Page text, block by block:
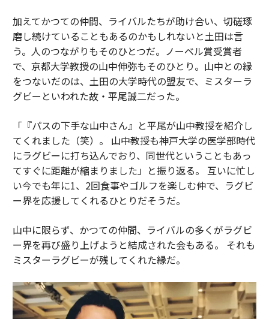
加えてかつての仲間、ライバルたちが助け合い、切磋琢
磨し続けていることもあるのかもしれないと土田は言
う。人のつながりもそのひとつだ。ノーベル賞受賞者
で、京都大学教授の山中伸弥もそのひとり。山中との縁
をつないだのは、土田の大学時代の盟友で、ミスターラ
グビーといわれた故・平尾誠二だった。
「『パスの下手な山中さん』と平尾が山中教授を紹介し
てくれました（笑）。 山中教授も神戸大学の医学部時代
にラグビーに打ち込んでおり、同世代ということもあっ
てすぐに距離が縮まりました」と振り返る。 互いに忙し
い今でも年に1、2回食事やゴルフを楽しむ仲で、ラグビ
ー界を応援してくれるひとりだそうだ。
山中に限らず、かつての仲間、ライバルの多くがラグビ
ー界を再び盛り上げようと結成された会もある。 それも
ミスターラグビーが残してくれた縁だ。